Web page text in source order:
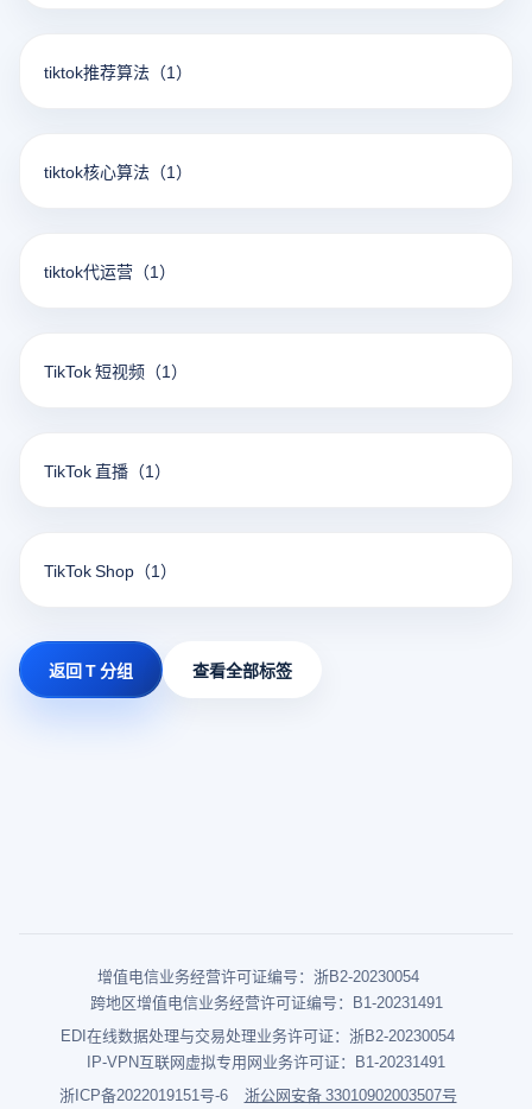
tiktok推荐算法 （1）
tiktok核心算法 （1）
tiktok代运营 （1）
TikTok 短视频 （1）
TikTok 直播 （1）
TikTok Shop （1）
返回 T 分组 查看全部标签
增值电信业务经营许可证编号：浙B2-20230054
跨地区增值电信业务经营许可证编号：B1-20231491
EDI在线数据处理与交易处理业务许可证：浙B2-20230054
IP-VPN互联网虚拟专用网业务许可证：B1-20231491
浙ICP备2022019151号-6
浙公网安备 33010902003507号